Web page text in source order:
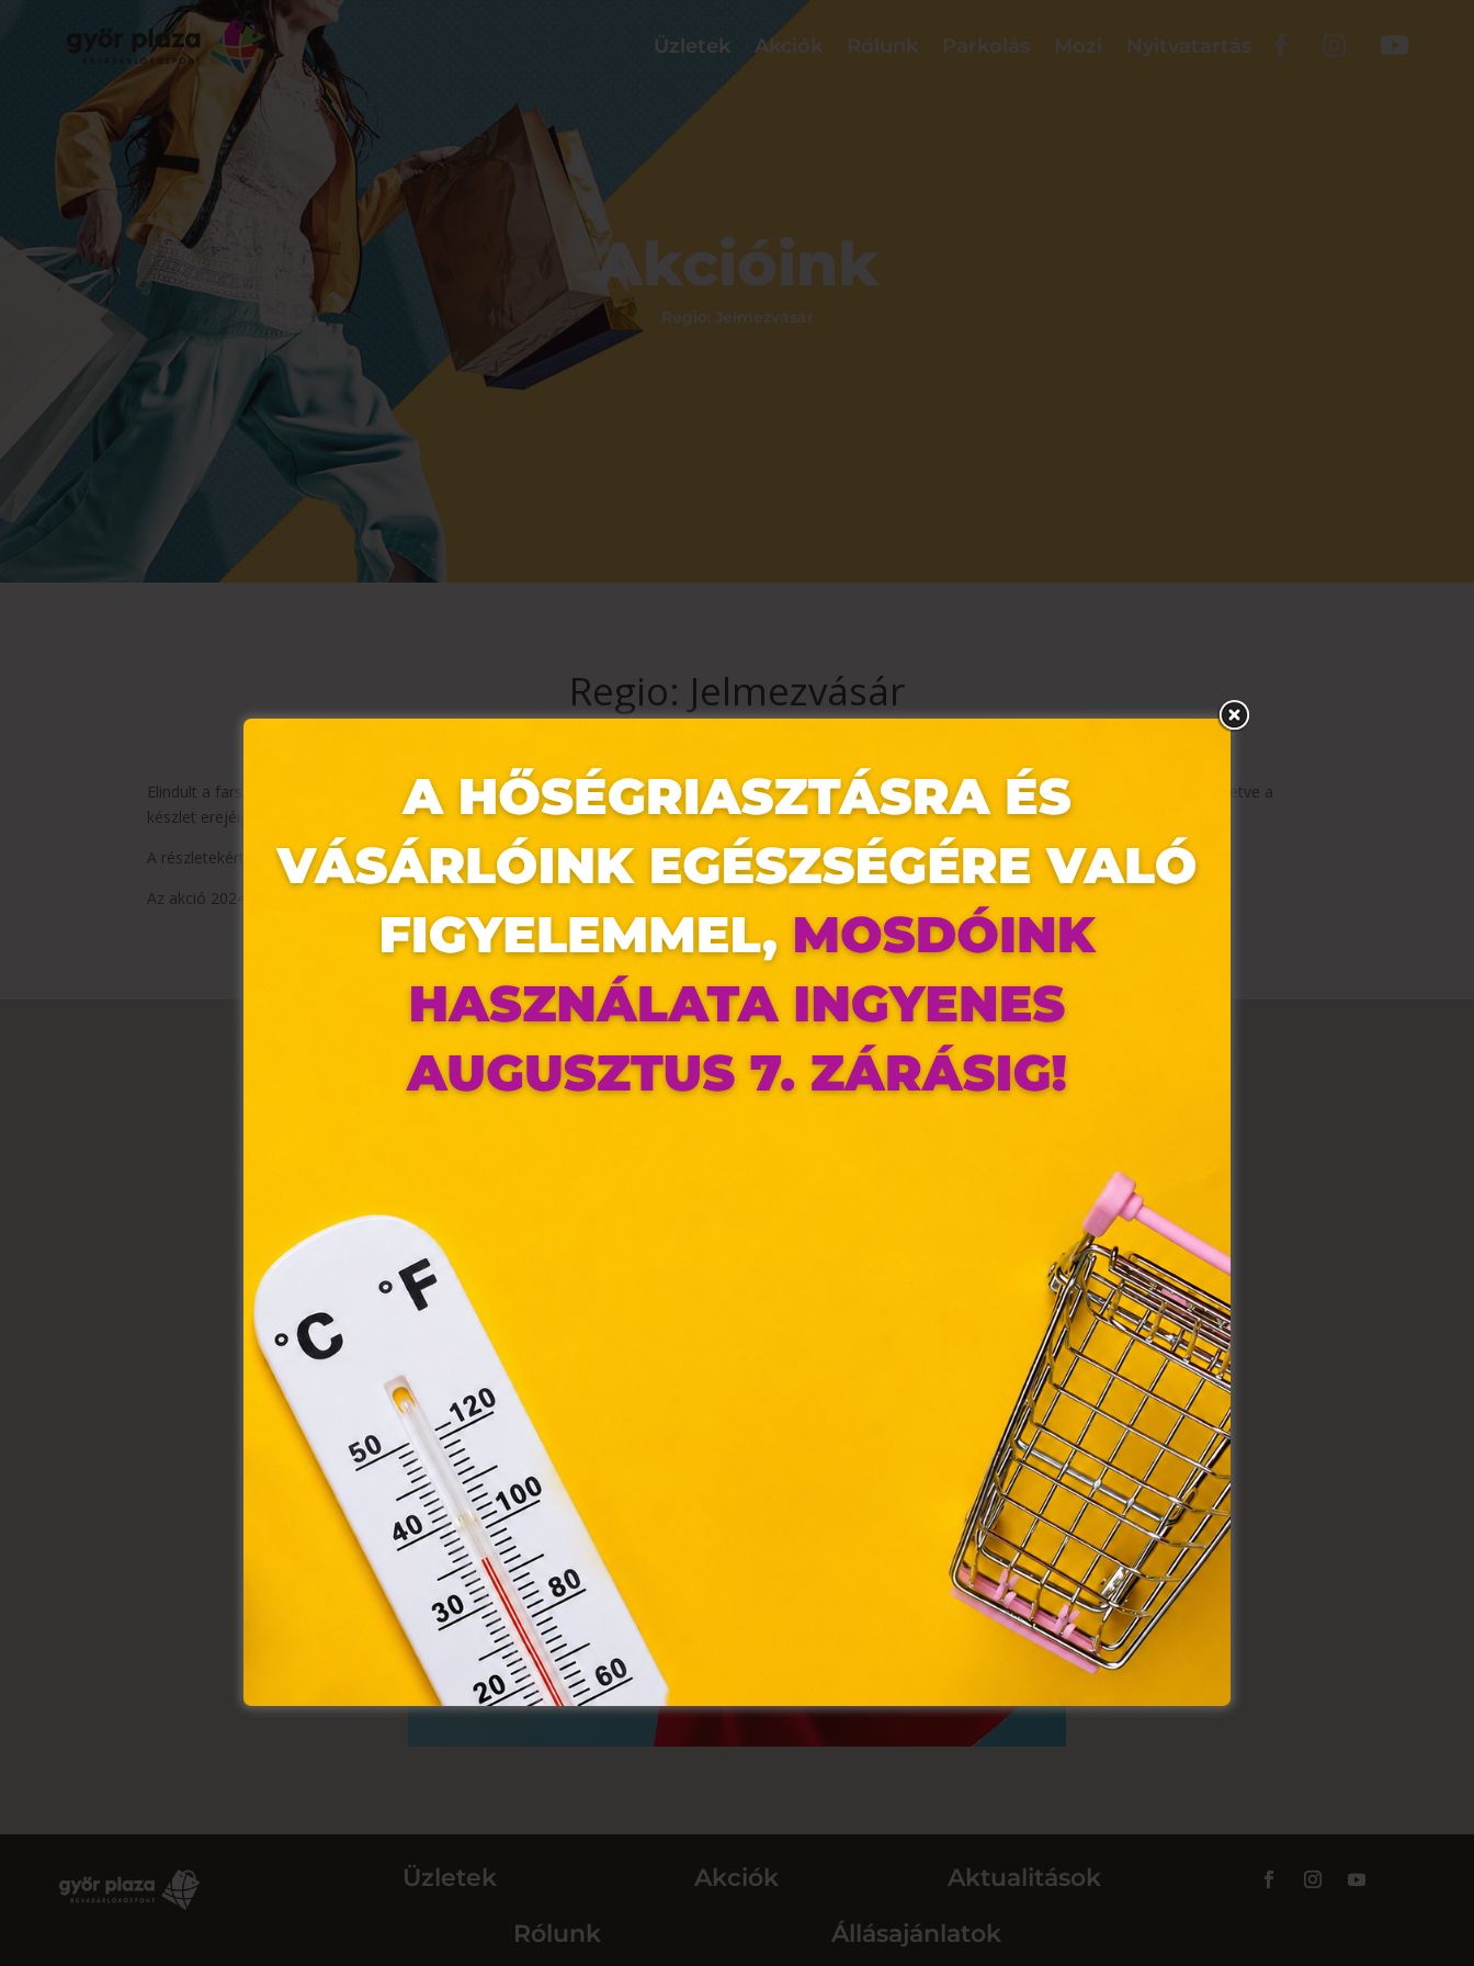
Üzletek Akciók Rólunk Parkolás Mozi Nyitvatartás
Akcióink
Regio: Jelmezvásár
Regio: Jelmezvásár
Elindult a farsangi jelmezvásárunk! Válassz maskaráink és kiegészítőink közül akár 50% kedvezménnyel! Az akció 2024. január 22. és február 29. között, illetve a
készlet erejéig érvényes az ország összes REGIO JÁTÉK áruházában és a regiojatek.hu webáruházban.
A részletekért kattints IDE .
Az akció 2024. január 22. és február 29. között érvényes.
Üzletek Akciók
Aktualitások
Rólunk
Állásajánlatok
Ez az oldal sütiket használ
Weboldalunkon „cookie"-kat (továbbiakban „süti") alkalmazunk. Ezek olyan
fájlok, melyek információt tárolnak webes böngészőjében. Ehhez az Ön
weblapoknak, melyek az Európai Unió országain belül működnek, a „sütik"
használatához, és ezeknek a felhasználó számítógépén vagy egyéb
eszközén történő tárolásához a felhasználók hozzájárulását kell kérniük.